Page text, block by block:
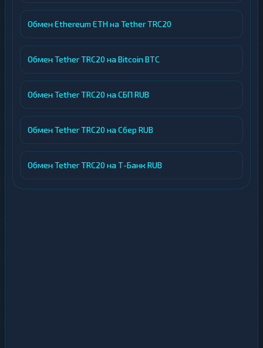
Обмен Ethereum ETH на Tether TRC20
Обмен Tether TRC20 на Bitcoin BTC
Обмен Tether TRC20 на СБП RUB
Обмен Tether TRC20 на Сбер RUB
Обмен Tether TRC20 на Т-Банк RUB